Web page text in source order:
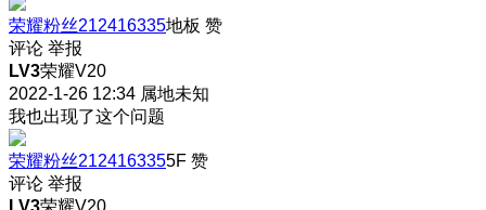
荣耀粉丝212416335地板 赞
评论 举报
LV3荣耀V20
2022-1-26 12:34 属地未知
我也出现了这个问题
荣耀粉丝2124163355F 赞
评论 举报
LV3荣耀V20